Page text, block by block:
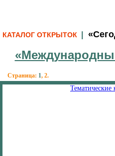
КАТАЛОГ ОТКРЫТОК
Страница: 1, 2.
Тематические